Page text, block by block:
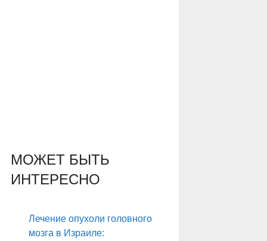
МОЖЕТ БЫТЬ
ИНТЕРЕСНО
Лечение опухоли головного
мозга в Израиле: